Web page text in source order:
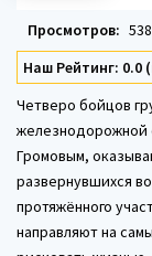
Просмотров: 538
Наш Рейтинг: 0.0
Четверо бойцов
железнодорожной
Громовым,
развернувшихся
протяжённого
направляют на